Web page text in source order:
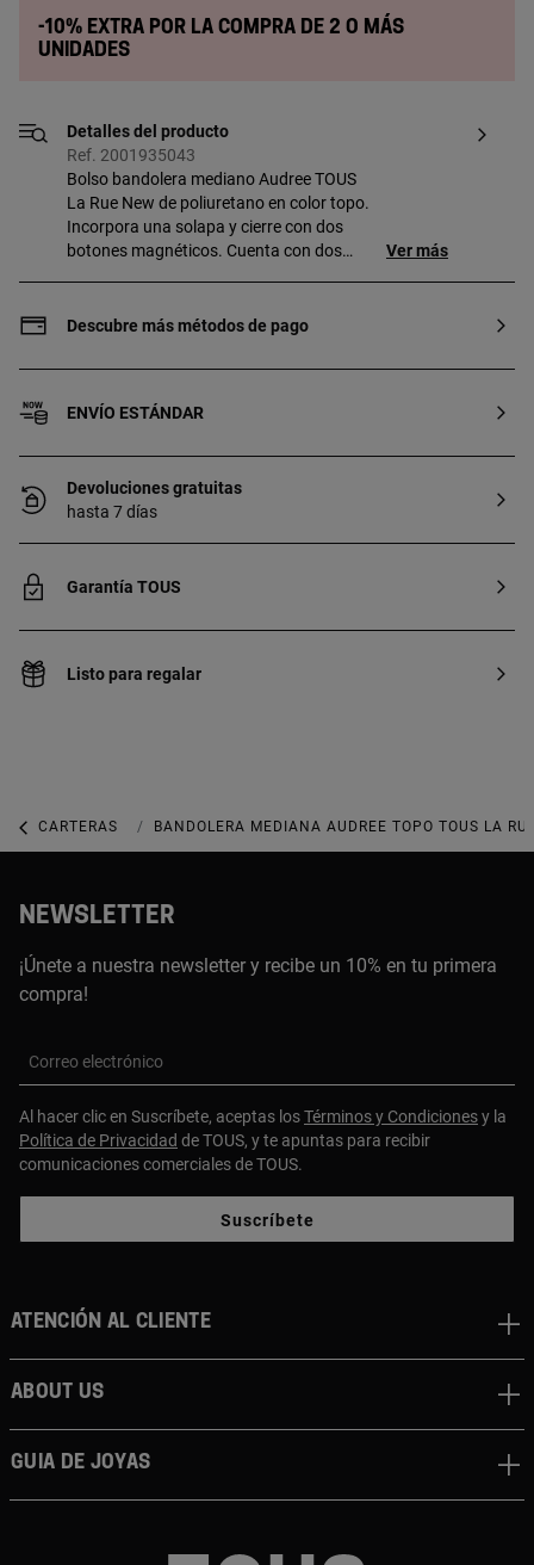
-10% extra por la compra de 2 o más
unidades
Detalles del producto
Ref. 2001935043
Bolso bandolera mediano Audree TOUS
La Rue New de poliuretano en color topo.
Incorpora una solapa y cierre con dos
botones magnéticos. Cuenta con dos
delantera. Asa de hombro fija y asa
(alto x ancho x fondo): 18 x 25 x 12,5 cm.
formato ponte en contacto con nuestro
Ver más
Descubre más métodos de pago
ENVÍO ESTÁNDAR
Devoluciones gratuitas
hasta 7 días
Garantía TOUS
Listo para regalar
CARTERAS CARTERAS MEDIANAS
BANDOLERA MEDIANA AUDREE TOPO TOUS LA
NEWSLETTER
¡Únete a nuestra newsletter y recibe un 10% en tu primera
compra!
Correo electrónico
Al hacer clic en Suscríbete, aceptas losTérminos y Condicionesy la
Política de Privacidad de TOUS, y te apuntas para recibir
comunicaciones comerciales de TOUS.
Suscríbete
Atención al cliente
About us
Guia de joyas